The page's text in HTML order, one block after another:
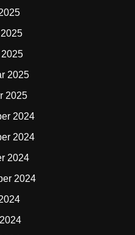
2025
2025
2025
2024
2024
2024
2024